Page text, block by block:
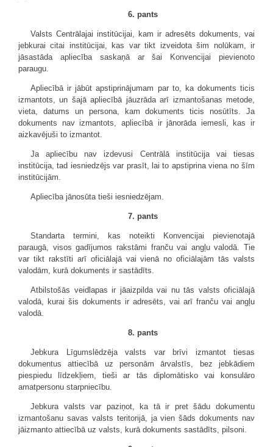
6. pants
Valsts Centrālajai institūcijai, kam ir adresēts dokuments, vai
jebkurai citai institūcijai, kas var tikt izveidota šim nolūkam, ir
jāsastāda apliecība saskaņā ar šai Konvencijai pievienoto
paraugu.
Apliecībā ir jābūt apstiprinājumam par to, ka dokuments ticis
izmantots, un šajā apliecībā jāuzrāda arī izmantošanas metode,
vieta, datums un persona, kam dokuments ticis nosūtīts. Ja
dokuments nav izmantots, apliecībā ir jānorāda iemesli, kas ir
aizkavējuši to izmantot.
Ja apliecību nav izdevusi Centrālā institūcija vai tiesas
institūcija, tad iesniedzējs var prasīt, lai to apstiprina viena no šīm
institūcijām.
Apliecība jānosūta tieši iesniedzējam.
7. pants
Standarta termini, kas noteikti Konvencijai pievienotajā
paraugā, visos gadījumos rakstāmi franču vai angļu valodā. Tie
var tikt rakstīti arī oficiālajā vai vienā no oficiālajām tās valsts
valodām, kurā dokuments ir sastādīts.
Atbilstošās veidlapas ir jāaizpilda vai nu tās valsts oficiālajā
valodā, kurai šis dokuments ir adresēts, vai arī franču vai angļu
valodā.
8. pants
Jebkura Līgumslēdzēja valsts var brīvi izmantot tiesas
dokumentus attiecībā uz personām ārvalstīs, bez jebkādiem
piespiedu līdzekļiem, tieši ar tās diplomātisko vai konsulāro
amatpersonu starpniecību.
Jebkura valsts var paziņot, ka tā ir pret šādu dokumentu
izmantošanu savas valsts teritorijā, ja vien šāds dokuments nav
jāizmanto attiecībā uz valsts, kurā dokuments sastādīts, pilsoni.